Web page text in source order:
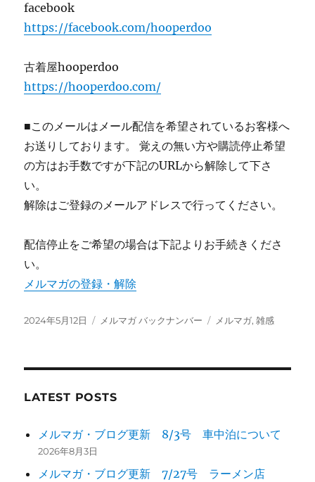
facebook
https://facebook.com/hooperdoo
古着屋hooperdoo
https://hooperdoo.com/
■このメールはメール配信を希望されているお客様へ
お送りしております。 覚えの無い方や購読停止希望
の方はお手数ですが下記のURLから解除して下さ
い。
解除はご登録のメールアドレスで行ってください。
配信停止をご希望の場合は下記よりお手続きくださ
い。
メルマガの登録・解除
投
2024年5月12日
カ
メルマガ バックナンバー
タ
メルマガ,雑感
LATEST POSTS
メルマガ・ブログ更新 8/3号 車中泊について
2026年8月3日
メルマガ・ブログ更新 7/27号 ラーメン店